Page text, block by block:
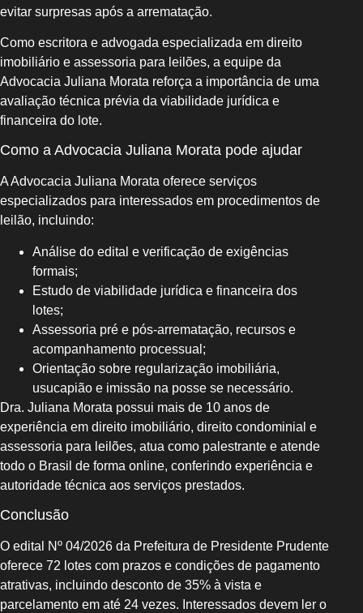
evitar surpresas após a arrematação.
Como escritora e advogada especializada em direito
imobiliário e assessoria para leilões, a equipe da
Advocacia Juliana Morata reforça a importância de uma
avaliação técnica prévia da viabilidade jurídica e
financeira do lote.
Como a Advocacia Juliana Morata pode ajudar
A Advocacia Juliana Morata oferece serviços
especializados para interessados em procedimentos de
leilão, incluindo:
Análise do edital e verificação de exigências
formais;
Estudo de viabilidade jurídica e financeira dos
lotes;
Assessoria pré e pós-arrematação, recursos e
acompanhamento processual;
Orientação sobre regularização imobiliária,
usucapião e imissão na posse se necessário.
Dra. Juliana Morata possui mais de 10 anos de
experiência em direito imobiliário, direito condominial e
assessoria para leilões, atua como palestrante e atende
todo o Brasil de forma online, conferindo experiência e
autoridade técnica aos serviços prestados.
Conclusão
O edital Nº 04/2026 da Prefeitura de Presidente Prudente
oferece 72 lotes com prazos e condições de pagamento
atrativas, incluindo desconto de 35% à vista e
parcelamento em até 24 vezes. Interessados devem ler o